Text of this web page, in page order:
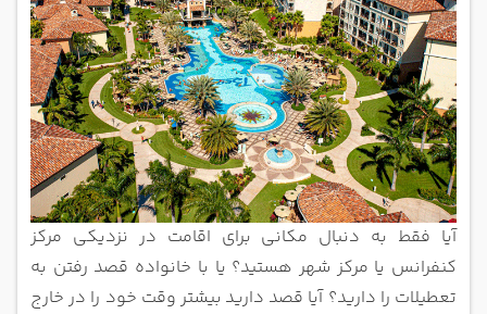
آیا فقط به دنبال مکانی برای اقامت در نزدیکی مرکز
کنفرانس یا مرکز شهر هستید؟ یا با خانواده قصد رفتن به
تعطیلات را دارید؟ آیا قصد دارید بیشتر وقت خود را در خارج